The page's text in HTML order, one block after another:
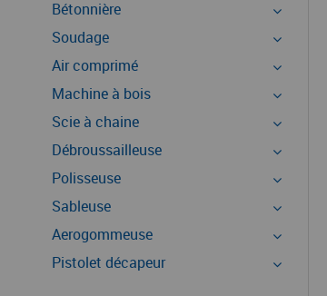
Bétonnière
Soudage
Air comprimé
Machine à bois
Scie à chaine
Débroussailleuse
Polisseuse
Sableuse
Aerogommeuse
Pistolet décapeur